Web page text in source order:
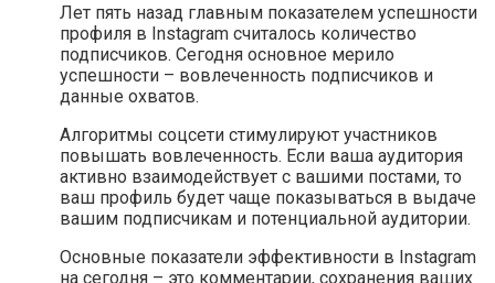
Лет пять назад главным показателем успешности
профиля в Instagram считалось количество
подписчиков. Сегодня основное мерило
успешности – вовлеченность подписчиков и
данные охватов.
Алгоритмы соцсети стимулируют участников
повышать вовлеченность. Если ваша аудитория
активно взаимодействует с вашими постами, то
ваш профиль будет чаще показываться в выдаче
вашим подписчикам и потенциальной аудитории.
Основные показатели эффективности в Instagram
на сегодня – это комментарии, сохранения ваших